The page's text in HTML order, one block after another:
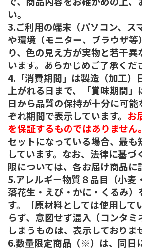
い。
3.ご利用の端末（パソコン、ス
や環境（モニター、ブラウザ等
り、色の見え方が実物と若干異
います。あらかじめご了承くだ
4.「消費期間」は製造（加工）
上がれる日まで、「賞味期間」
日から品質の保持が十分に可
ぞれ期間で表示しています。 お
を保証するものではありません。
セットになっている場合、最も
しています。なお、法律に基づ
限については、各お届け商品に
5.アレルギー物質８品目（小麦
落花生・えび・かに・くるみ）
す。［原材料としては使用して
らず、意図せず混入（コンタミ
しまうものは、表示しておりま
6.数量限定商品（※）は、同日